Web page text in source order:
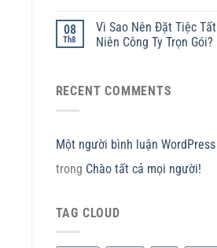
08
Th8
Vì Sao Nên Đặt Tiệc Tất
Niên Công Ty Trọn Gói?
RECENT COMMENTS
Một người bình luận WordPress
trong Chào tất cả mọi người!
TAG CLOUD